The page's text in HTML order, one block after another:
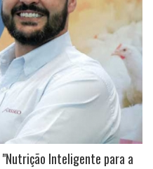
"Nutrição Inteligente para a